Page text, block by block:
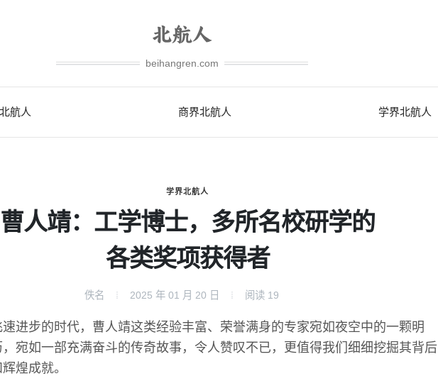
beihangren.com
航人 商界北航人 学界北航人
学界北航人
曹人靖：工学博士，多所名校研学的
各类奖项获得者
佚名 2025 年 01 月 20 日 阅读 19
进步的时代，曹人靖这类经验丰富、荣誉满身的专家宛如夜空中的一颗明
宛如一部充满奋斗的传奇故事，令人赞叹不已，更值得我们细细挖掘其背后
煌成就。